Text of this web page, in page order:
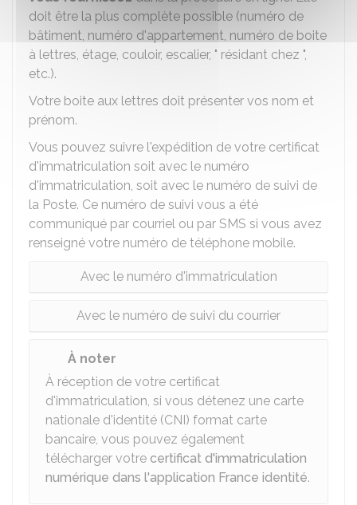
doit être la plus complète possible (numéro de
bâtiment, numéro d'appartement, numéro de boite
à lettres, étage, couloir, escalier, " résidant chez ",
etc.).
Votre boite aux lettres doit présenter vos nom et
prénom.
Vous pouvez suivre l'expédition de votre certificat
d'immatriculation soit avec le numéro
d'immatriculation, soit avec le numéro de suivi de
la Poste. Ce numéro de suivi vous a été
communiqué par courriel ou par SMS si vous avez
renseigné votre numéro de téléphone mobile.
Avec le numéro d'immatriculation
Avec le numéro de suivi du courrier
À noter
À réception de votre certificat
d'immatriculation, si vous détenez une carte
nationale d'identité (CNI) format carte
bancaire, vous pouvez également
télécharger votre certificat d'immatriculation
numérique dans l'application France identité.